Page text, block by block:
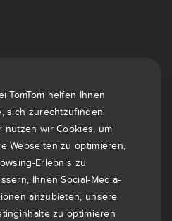
TomTom helfen Ihnen
sich zurechtzufinden.
nutzen wir Cookies, um
Webseiten zu optimieren,
Erlebnis zu
Ihnen Social-Media-
anzubieten, unsere
zu optimieren